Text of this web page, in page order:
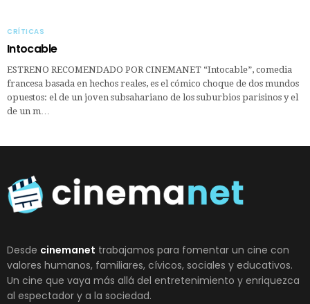
CRÍTICAS
Intocable
ESTRENO RECOMENDADO POR CINEMANET “Intocable”, comedia
francesa basada en hechos reales, es el cómico choque de dos mundos
opuestos: el de un joven subsahariano de los suburbios parisinos y el
de un m…
Desde cinemanet trabajamos para fomentar un cine con
valores humanos, familiares, cívicos, sociales y educativos.
Un cine que vaya más allá del entretenimiento y enriquezca
al espectador y a la sociedad.